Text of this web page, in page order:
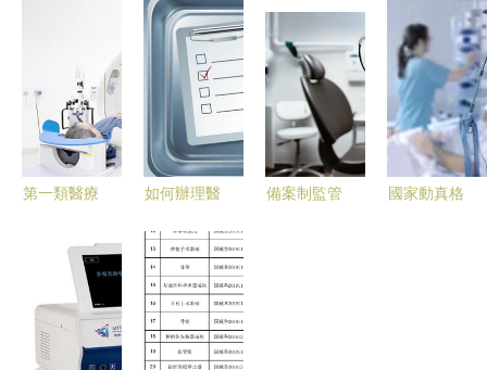
好在哪？
醫療器械在
老年生活中
的重要角色
建 專業裝
飾工程打造
優質展示空
間
為第一類醫
療器械打造
專業logo圖
片素材
第一類醫療
無需備案，
但需合規
如何辦理醫
許可證——
兼談第一類
醫療器械的
備案管理
備案制監管
國家動真格